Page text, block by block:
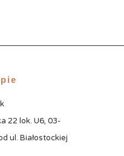
22 lok. U6, 03-
ul. Białostockiej